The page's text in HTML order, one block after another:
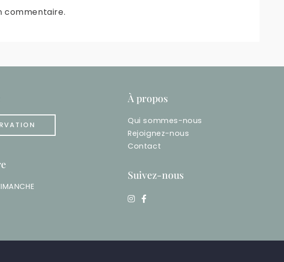
commentaire.
À propos
Qui sommes-nous
Rejoignez-nous
Contact
Suivez-nous